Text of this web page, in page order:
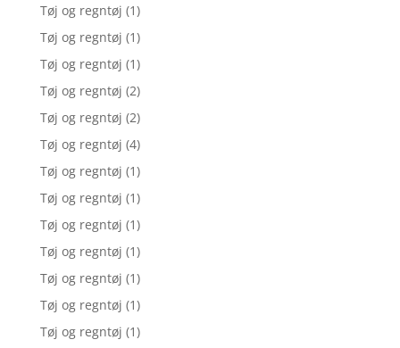
Tøj og regntøj (1)
Tøj og regntøj (1)
Tøj og regntøj (1)
Tøj og regntøj (2)
Tøj og regntøj (2)
Tøj og regntøj (4)
Tøj og regntøj (1)
Tøj og regntøj (1)
Tøj og regntøj (1)
Tøj og regntøj (1)
Tøj og regntøj (1)
Tøj og regntøj (1)
Tøj og regntøj (1)